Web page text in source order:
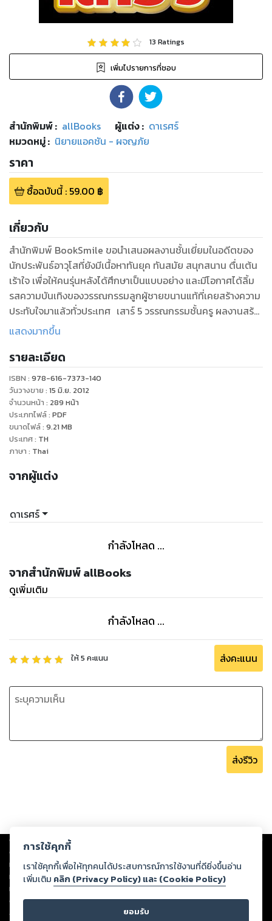
13 Ratings
เพิ่มไปรายการที่ชอบ
สำนักพิมพ์: allBooks ผู้แต่ง : ดาเรศร์
หมวดหมู่: นิยายแอคชัน - ผจญภัย
ราคา
ซื้อฉบับนี้: 59.00 ฿
เกี่ยวกับ
สำนักพิมพ์ BookSmile ขอนำเสนอผลงานชั้นเยี่ยมในอดีตของ
นักประพันธ์อาวุโสที่ยังมีเนื้อหาทันยุค ทันสมัย สนุกสนาน ตื่นเต้น
เร้าใจ เพื่อให้คนรุ่นหลังได้ศึกษาเป็นแบบอย่าง และมีโอกาศได้ลิ้ม
รสความบันเทิงของวรรณกรรมลูกผู้ชายขนานแท้ที่เคยสร้างความ
ประทับใจมาแล้วทั่วประเทศ เสาร์ 5 วรรณกรรมชั้นครู ผลงานสร้าง
ชื่อของดาเรศร์ "เทอด ยอดธง", "เดี่ยว สมเด็จ","ยอด
ถูกเลือกให้ครองสิ่งศักดิ์สิทธิ์ประจำตัว พร้อมกับภารกิจสำคัญเพื่อ
ชาติ ปฏิบัติการพิฆาตเหล่าทรชนที่คิดร้ายต่อแผ่นดิน
แสดงมากขึ้น
รายละเอียด
ISBN : 978-616-7373-140
วันวางขาย : 15 มิ.ย. 2012
จำนวนหน้า : 289 หน้า
ประเภทไฟล์: PDF
ขนาดไฟล์: 9.21 MB
ประเทศ: TH
ภาษา : Thai
จากผู้แต่ง
ดาเรศร์
กำลังโหลด ...
จากสำนักพิมพ์ allBooks
ดูเพิ่มเติม
กำลังโหลด ...
ให้5 คะแนน ส่งคะแนน
ส่งรีวิว
Copyright © 2026
ต่อผลงานหรือเนื้อหาใดที่อัปโหลดผ่านเว็บไซต์และปรากฏว่าละเมิดสิทธิใน
ทรัพย์สินทางปัญญาของบุคคลอื่นหรือขัดต่อกฎหมายและศีลธรรม ดังนั้น ผู้อ่าน
ทุกท่านโปรดใช้วิจารณญาณในการกลั่นกรองด้วยตนเอง และหากท่านพบว่าส่วน
หนึ่งส่วนใดขัดต่อกฎหมายและศีลธรรม กรุณาแจ้งมายังบริษัท เพื่อทีมงานจะได้
ดำเนินการในทันที ทั้งนี้ ทางสตอรี่ล็อกขอสงวนลิขสิทธิ์ตามพระราชบัญญัติ
ลิขสิทธิ์ พ.ศ. 2537 (ฉบับล่าสุด)
การใช้คุกกี้
เราใช้คุกกี้เพื่อให้ทุกคนได้ประสบการณ์การใช้งานที่ดียิ่งขึ้นอ่าน
เพิ่มเติม คลิก (Privacy Policy) และ (Cookie Policy)
ยอมรับ